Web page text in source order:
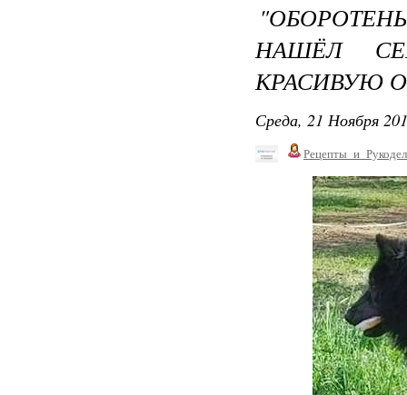
НАШЁЛ
КРАСИВУЮ
Среда, 21 Ноября